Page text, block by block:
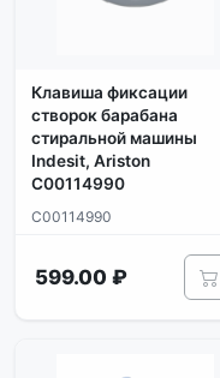
Клавиша фиксации
створок барабана
стиральной машины
Indesit, Ariston
C00114990
C00114990
599.00 ₽